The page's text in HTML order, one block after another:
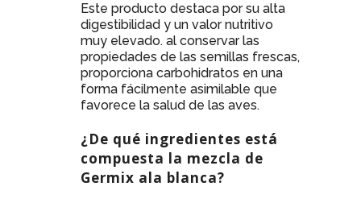
Este producto destaca por su alta
digestibilidad y un valor nutritivo
muy elevado. al conservar las
propiedades de las semillas frescas,
proporciona carbohidratos en una
forma fácilmente asimilable que
favorece la salud de las aves.
¿De qué ingredientes está
compuesta la mezcla de
Germix ala blanca?